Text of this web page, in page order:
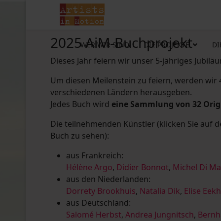
WER WIR SIND DIE PROJEKTE
2025 AiM-Buchprojekt
Dieses Jahr feiern wir unser 5-jähriges
Um diesen Meilenstein zu feiern, werden
verschiedenen Ländern herausgeben.
Jedes Buch wird eine Sammlung von 32
Die teilnehmenden Künstler (klicken Sie auf
Buch zu sehen):
aus Frankreich:
Hélène Argo, Didier Bonnot, Michel Di
aus den Niederlanden:
Dorrety Brookhuis, Natalia Dik, Elise
aus Deutschland:
Salomé Herbst, Andrea Jungnitsch,